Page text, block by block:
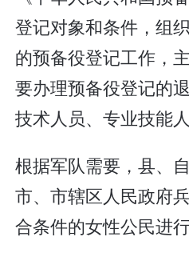
登记对象和条件，组
的预备役登记工作，
要办理预备役登记的
技术人员、专业技能人
根据军队需要，县、
市、市辖区人民政府
合条件的女性公民进